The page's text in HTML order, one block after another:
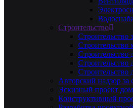
Строительство
Строительство
Строительство
Строительство
Строительство
Авторский надзор за
Эскизный проект
Конструктивный